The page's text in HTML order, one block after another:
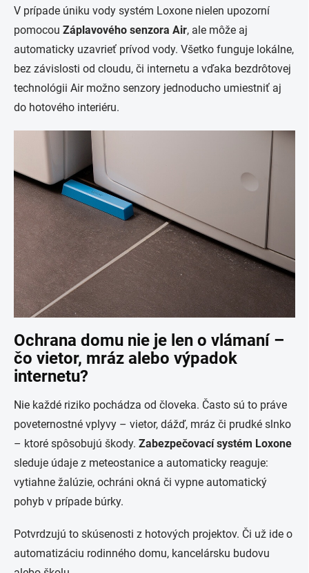
V prípade úniku vody systém Loxone nielen upozorní
pomocou Záplavového senzora Air, ale môže aj
automaticky uzavrieť prívod vody. Všetko funguje lokálne,
bez závislosti od cloudu, či internetu a vďaka bezdrôtovej
technológii Air možno senzory jednoducho umiestniť aj
do hotového interiéru.
Ochrana domu nie je len o vlámaní –
čo vietor, mráz alebo výpadok
internetu?
Nie každé riziko pochádza od človeka. Často sú to práve
poveternostné vplyvy – vietor, dážď, mráz či prudké slnko
– ktoré spôsobujú škody. Zabezpečovací systém Loxone
sleduje údaje z meteostanice a automaticky reaguje:
vytiahne žalúzie, ochráni okná či vypne automatický
pohyb v prípade búrky.
Potvrdzujú to skúsenosti z hotových projektov. Či už ide o
automatizáciu rodinného domu, kancelársku budovu